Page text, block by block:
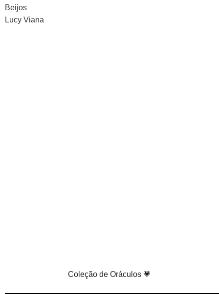
Beijos
Lucy Viana
Coleção de Oráculos 💗